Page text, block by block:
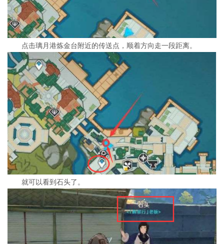
点击璃月港炼金台附近的传送点，顺着方向走一段距离。
就可以看到石头了。